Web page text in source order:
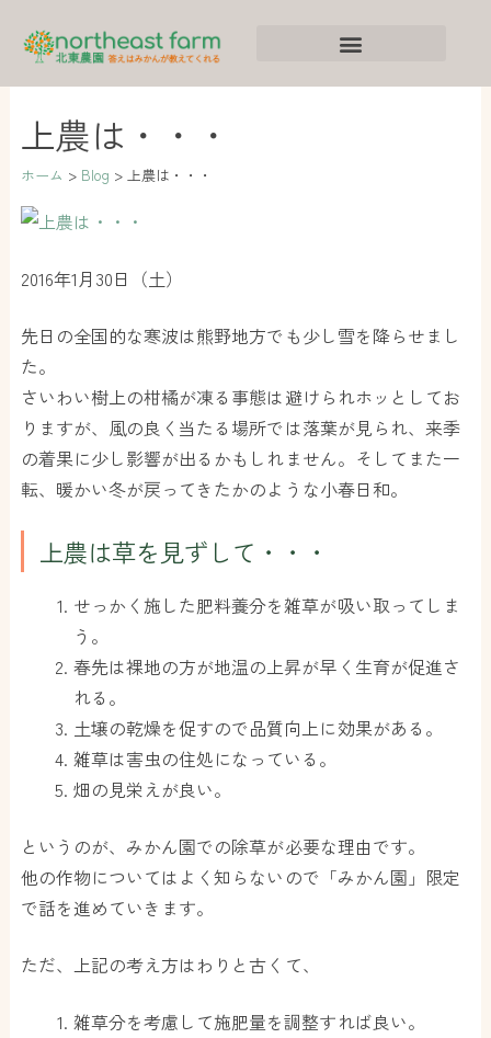
上農は・・・
ホーム Blog 上農は・・・
2016年1月30日（土）
先日の全国的な寒波は熊野地方でも少し雪を降らせまし
た。
さいわい樹上の柑橘が凍る事態は避けられホッとしてお
りますが、風の良く当たる場所では落葉が見られ、来季
の着果に少し影響が出るかもしれません。そしてまた一
転、暖かい冬が戻ってきたかのような小春日和。
上農は草を見ずして・・・
せっかく施した肥料養分を雑草が吸い取ってしま
う。
春先は裸地の方が地温の上昇が早く生育が促進さ
れる。
土壌の乾燥を促すので品質向上に効果がある。
雑草は害虫の住処になっている。
畑の見栄えが良い。
というのが、みかん園での除草が必要な理由です。
他の作物についてはよく知らないので「みかん園」限定
で話を進めていきます。
ただ、上記の考え方はわりと古くて、
雑草分を考慮して施肥量を調整すれば良い。
ー
カ
イ
ブ
テ
ゴ
リ
ー